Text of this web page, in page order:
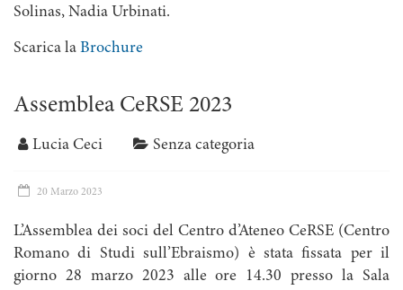
Solinas, Nadia Urbinati.
Scarica la Brochure
Assemblea CeRSE 2023
Lucia Ceci Senza categoria
20 Marzo 2023
L’Assemblea dei soci del Centro d’Ateneo CeRSE (Centro
Romano di Studi sull’Ebraismo) è stata fissata per il
giorno 28 marzo 2023 alle ore 14.30 presso la Sala